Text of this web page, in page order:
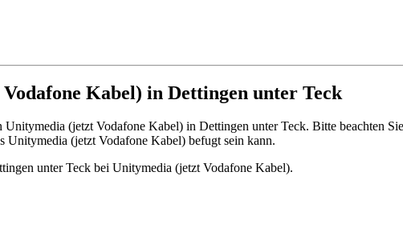
Kabel) in Dettingen unter Teck
(jetzt Vodafone Kabel) in Dettingen unter Teck. Bitte beachten
Unitymedia (jetzt Vodafone Kabel) befugt sein kann.
unter Teck bei Unitymedia (jetzt Vodafone Kabel).